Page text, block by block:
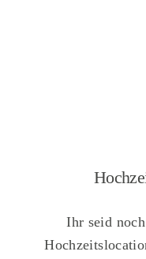
Ihr seid